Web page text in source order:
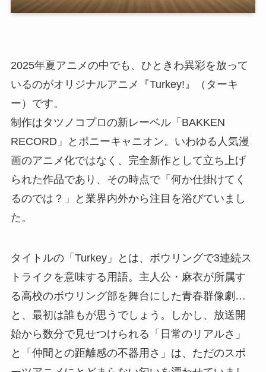
2025年夏アニメの中でも、ひときわ異彩を放って
いるのがオリジナルアニメ『Turkey!』（ターキ
ー）です。
制作はタツノコプロの新レーベル「BAKKEN
RECORD」とポニーキャニオン。いわゆる人気漫
画のアニメ化ではなく、完全新作として立ち上げ
られた作品であり、その時点で「何か仕掛けてく
るのでは？」と業界内外から注目を浴びていまし
た。
タイトルの「Turkey」とは、ボウリングで3連続ス
トライクを意味する用語。主人公・麻衣が所属す
る高校のボウリング部を舞台にした青春群像劇…
と、最初は誰もが思うでしょう。しかし、放送開
始から数分で見せつけられる「日常のリアルさ」
と「仲間との距離感の不器用さ」は、ただのスポ